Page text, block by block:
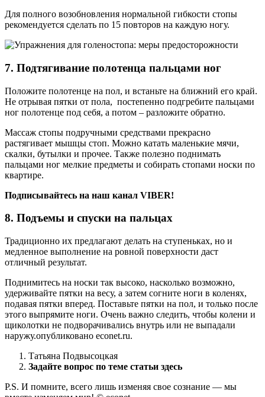
Для полного возобновления нормальной гибкости стопы
рекомендуется сделать по 15 повторов на каждую ногу.
7. Подтягивание полотенца пальцами ног
Положите полотенце на пол, и встаньте на ближний его край.
Не отрывая пятки от пола, постепенно подгребите пальцами
ног полотенце под себя, а потом – разложите обратно.
Массаж стопы подручными средствами прекрасно
растягивает мышцы стоп. Можно катать маленькие мячи,
скалки, бутылки и прочее. Также полезно поднимать
пальцами ног мелкие предметы и собирать стопами носки по
квартире.
Подписывайтесь на наш канал VIBER!
8. Подъемы и спуски на пальцах
Традиционно их предлагают делать на ступеньках, но и
медленное выполнение на ровной поверхности даст
отличный результат.
Поднимитесь на носки так высоко, насколько возможно,
удерживайте пятки на весу, а затем согните ноги в коленях,
подавая пятки вперед. Поставьте пятки на пол, и только после
этого выпрямите ноги. Очень важно следить, чтобы колени и
щиколотки не подворачивались внутрь или не выпадали
наружу.опубликовано econet.ru.
Татьяна Подвысоцкая
Задайте вопрос по теме статьи здесь
P.S. И помните, всего лишь изменяя свое сознание — мы